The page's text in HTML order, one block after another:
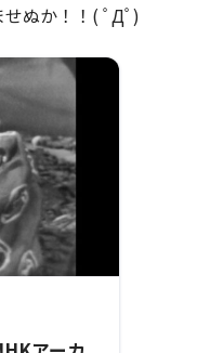
せぬか！！( ﾟДﾟ)